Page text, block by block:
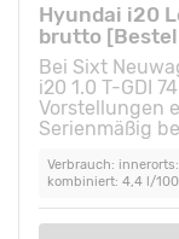
Hyundai i20
brutto
Bei Sixt
i20 1.0 T-GDI
Vorstellungen
Serienmäßig
Verbrauch:
kombiniert: 4,4 l/